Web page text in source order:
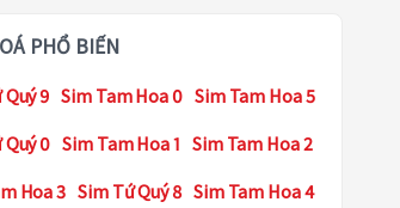
PHỔ BIẾN
9 Sim Tam Hoa 0 Sim Tam Hoa 5
0 Sim Tam Hoa 1 Sim Tam Hoa 2
Hoa 3 Sim Tứ Quý 8 Sim Tam Hoa 4